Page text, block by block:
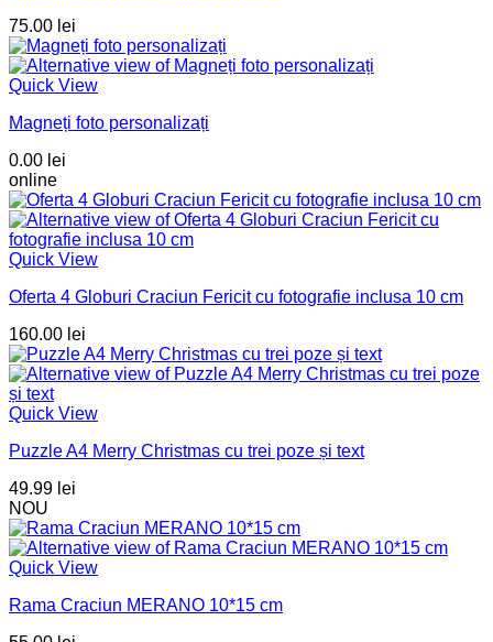
75.00 lei
Quick View
Magneți foto personalizați
0.00 lei
online
Quick View
Oferta 4 Globuri Craciun Fericit cu fotografie inclusa 10 cm
160.00 lei
Quick View
Puzzle A4 Merry Christmas cu trei poze și text
49.99 lei
NOU
Quick View
Rama Craciun MERANO 10*15 cm